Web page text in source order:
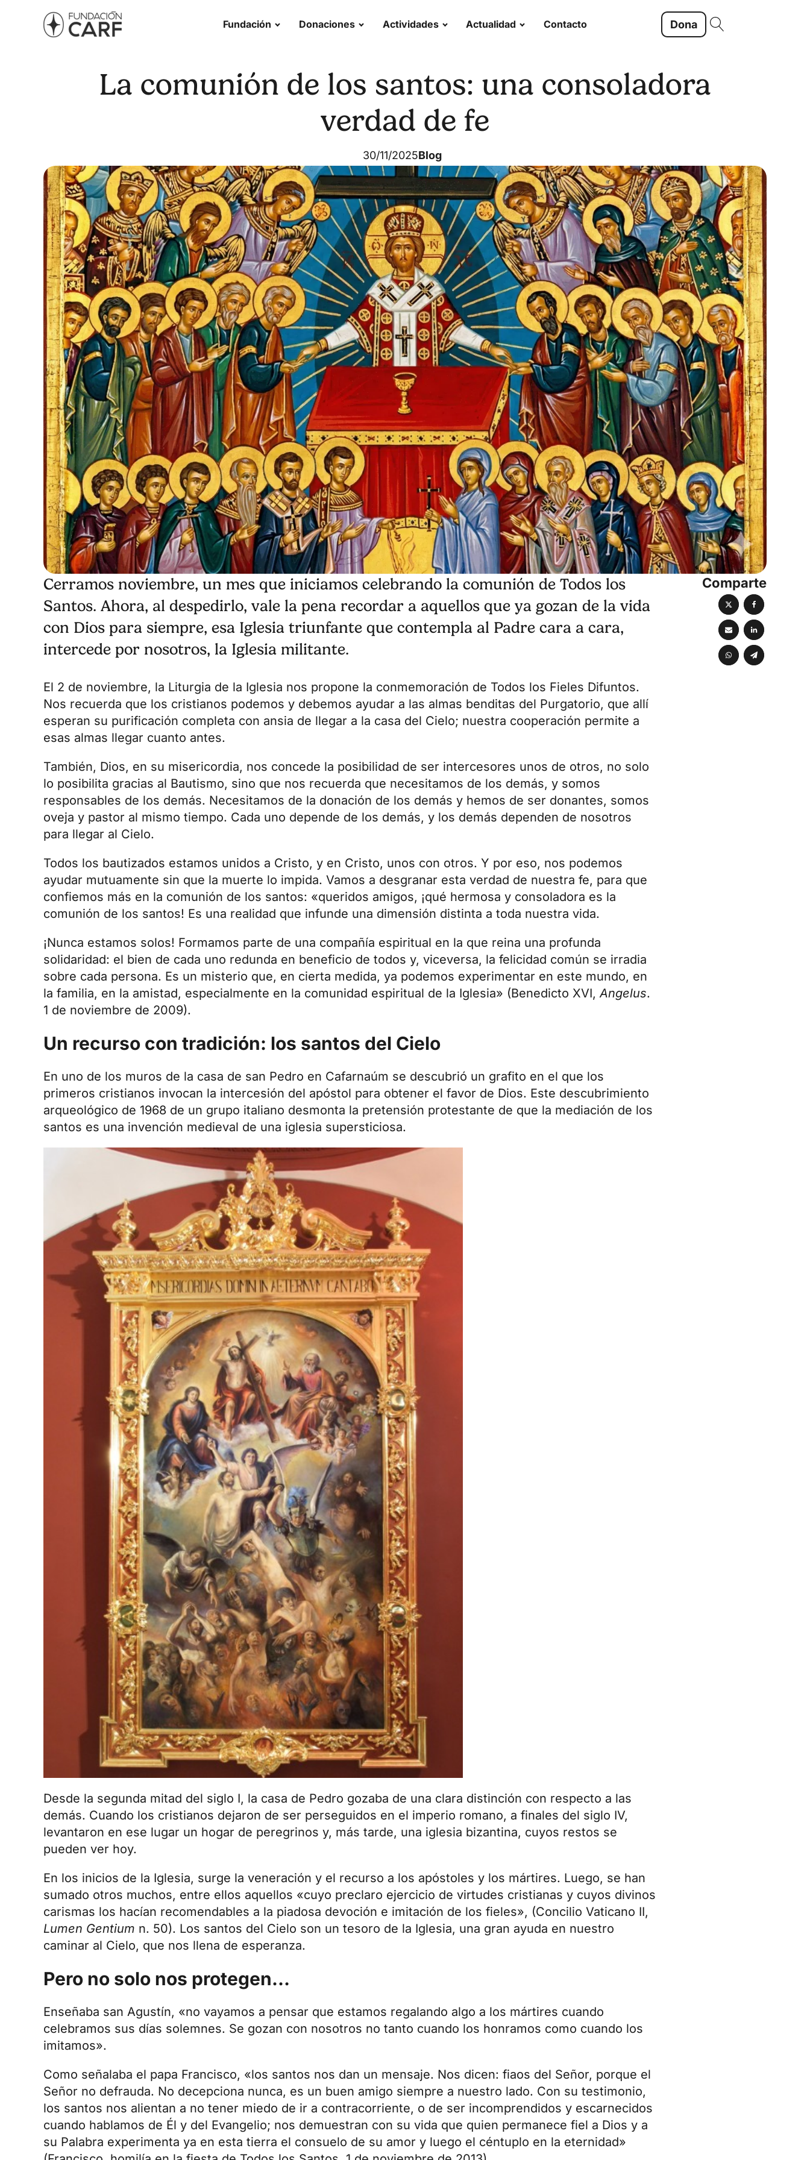
Fundación Donaciones Actividades Actualidad Contacto Dona
La comunión de los santos: una consoladora
verdad de fe
30/11/2025Blog
Cerramos noviembre, un mes que iniciamos celebrando la comunión de Todos los
Santos. Ahora, al despedirlo, vale la pena recordar a aquellos que ya gozan de la vida
con Dios para siempre, esa Iglesia triunfante que contempla al Padre cara a cara,
intercede por nosotros, la Iglesia militante.
El 2 de noviembre, la Liturgia de la Iglesia nos propone la conmemoración de Todos los Fieles Difuntos.
Nos recuerda que los cristianos podemos y debemos ayudar a las almas benditas del Purgatorio, que allí
esperan su purificación completa con ansia de llegar a la casa del Cielo; nuestra cooperación permite a
esas almas llegar cuanto antes.
También, Dios, en su misericordia, nos concede la posibilidad de ser intercesores unos de otros, no solo
lo posibilita gracias al Bautismo, sino que nos recuerda que necesitamos de los demás, y somos
responsables de los demás. Necesitamos de la donación de los demás y hemos de ser donantes, somos
oveja y pastor al mismo tiempo. Cada uno depende de los demás, y los demás dependen de nosotros
para llegar al Cielo.
Todos los bautizados estamos unidos a Cristo, y en Cristo, unos con otros. Y por eso, nos podemos
ayudar mutuamente sin que la muerte lo impida. Vamos a desgranar esta verdad de nuestra fe, para que
confiemos más en la comunión de los santos: «queridos amigos, ¡qué hermosa y consoladora es la
comunión de los santos! Es una realidad que infunde una dimensión distinta a toda nuestra vida.
¡Nunca estamos solos! Formamos parte de una compañía espiritual en la que reina una profunda
solidaridad: el bien de cada uno redunda en beneficio de todos y, viceversa, la felicidad común se irradia
sobre cada persona. Es un misterio que, en cierta medida, ya podemos experimentar en este mundo, en
la familia, en la amistad, especialmente en la comunidad espiritual de la Iglesia» (Benedicto XVI,Angelus.
1 de noviembre de 2009).
Un recurso con tradición: los santos del Cielo
En uno de los muros de la casa de san Pedro en Cafarnaúm se descubrió un grafito en el que los
primeros cristianos invocan la intercesión del apóstol para obtener el favor de Dios. Este descubrimiento
arqueológico de 1968 de un grupo italiano desmonta la pretensión protestante de que la mediación de los
santos es una invención medieval de una iglesia supersticiosa.
Desde la segunda mitad del siglo I, la casa de Pedro gozaba de una clara distinción con respecto a las
demás. Cuando los cristianos dejaron de ser perseguidos en el imperio romano, a finales del siglo IV,
levantaron en ese lugar un hogar de peregrinos y, más tarde, una iglesia bizantina, cuyos restos se
pueden ver hoy.
En los inicios de la Iglesia, surge la veneración y el recurso a los apóstoles y los mártires. Luego, se han
sumado otros muchos, entre ellos aquellos «cuyo preclaro ejercicio de virtudes cristianas y cuyos divinos
carismas los hacían recomendables a la piadosa devoción e imitación de los fieles», (Concilio Vaticano II,
Lumen Gentium n. 50). Los santos del Cielo son un tesoro de la Iglesia, una gran ayuda en nuestro
caminar al Cielo, que nos llena de esperanza.
Pero no solo nos protegen…
Enseñaba san Agustín, «no vayamos a pensar que estamos regalando algo a los mártires cuando
celebramos sus días solemnes. Se gozan con nosotros no tanto cuando los honramos como cuando los
imitamos».
Como señalaba el papa Francisco, «los santos nos dan un mensaje. Nos dicen: fiaos del Señor, porque el
Señor no defrauda. No decepciona nunca, es un buen amigo siempre a nuestro lado. Con su testimonio,
los santos nos alientan a no tener miedo de ir a contracorriente, o de ser incomprendidos y escarnecidos
cuando hablamos de Él y del Evangelio; nos demuestran con su vida que quien permanece fiel a Dios y a
su Palabra experimenta ya en esta tierra el consuelo de su amor y luego el céntuplo en la eternidad»
Comparte